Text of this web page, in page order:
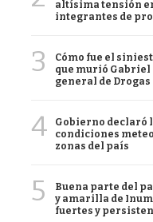
altísima tensión
integrantes de
3
Cómo fue el
que murió Gabriel
general de Drogas
4
Gobierno declaró
condiciones
zonas del país
5
Buena parte del
y amarilla de
fuertes y